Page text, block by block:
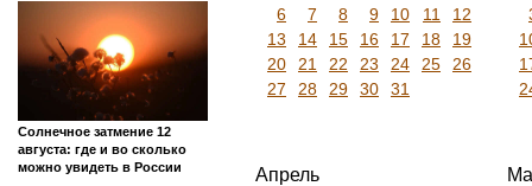
Солнечное затмение 12
августа: где и во сколько
можно увидеть в России
6
7 8 9 10 11
12
13
14 15 16 17 18
19
20
21 22 23 24 25
26
27
28 29 30 31
Апрель